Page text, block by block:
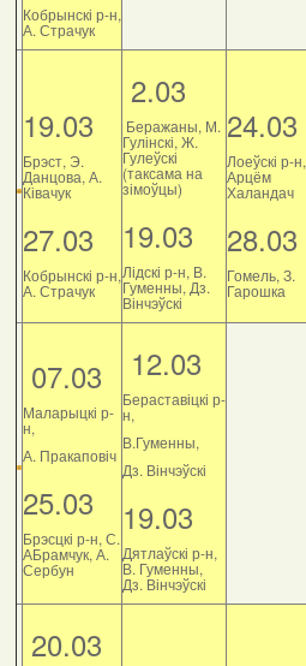
Кобрынскі р-н,
А. Страчук
19.03
Брэст, Э.
Данцова, А.
Ківачук
27.03
Кобрынскі р-н,
А. Страчук
2.03
Беражаны, М.
Гулінскі, Ж.
Гулеўскі
(таксама на
зімоўцы)
19.03
Лідскі р-н, В.
Гуменны, Дз.
Вінчэўскі
24.03
Лоеўскі р-н,
Арцём
Халандач
28.03
Гомель, З.
Гарошка
07.03
Маларыцкі р-
н,
А. Пракаповіч
25.03
Брэсцкі р-н, С.
АБрамчук, А.
Сербун
12.03
Бераставіцкі р-
н,
В.Гуменны,
Дз. Вінчэўскі
19.03
Дятлаўскі р-н,
В. Гуменны,
Дз. Вінчэўскі
20.03